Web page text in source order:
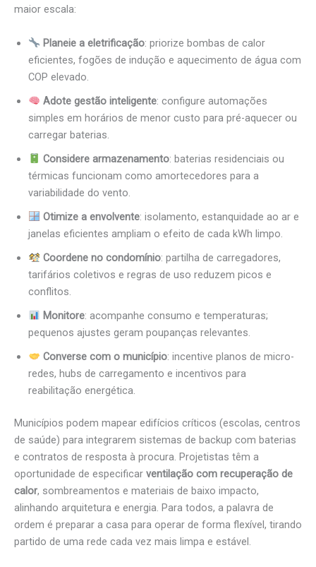
maior escala:
Planeie a eletrificação: priorize bombas de calor
eficientes, fogões de indução e aquecimento de água com
COP elevado.
Adote gestão inteligente: configure automações
simples em horários de menor custo para pré-aquecer ou
carregar baterias.
Considere armazenamento: baterias residenciais ou
térmicas funcionam como amortecedores para a
variabilidade do vento.
Otimize a envolvente: isolamento, estanquidade ao ar e
janelas eficientes ampliam o efeito de cada kWh limpo.
Coordene no condomínio: partilha de carregadores,
tarifários coletivos e regras de uso reduzem picos e
conflitos.
Monitore: acompanhe consumo e temperaturas;
pequenos ajustes geram poupanças relevantes.
Converse com o município: incentive planos de micro-
redes, hubs de carregamento e incentivos para
reabilitação energética.
Municípios podem mapear edifícios críticos (escolas, centros
de saúde) para integrarem sistemas de backup com baterias
e contratos de resposta à procura. Projetistas têm a
oportunidade de especificar ventilação com recuperação de
calor, sombreamentos e materiais de baixo impacto,
alinhando arquitetura e energia. Para todos, a palavra de
ordem é preparar a casa para operar de forma flexível, tirando
partido de uma rede cada vez mais limpa e estável.